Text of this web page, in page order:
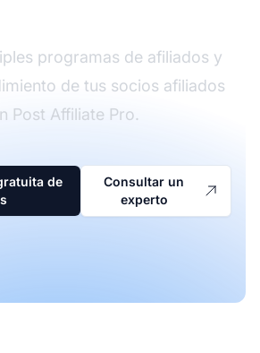
programas de afiliados y
de tus socios afiliados
Post Affiliate Pro.
de
Consultar un
experto